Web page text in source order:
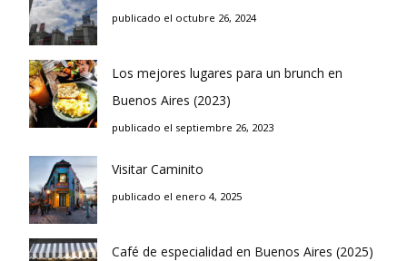
publicado el octubre 26, 2024
Los mejores lugares para un brunch en
Buenos Aires (2023)
publicado el septiembre 26, 2023
Visitar Caminito
publicado el enero 4, 2025
Café de especialidad en Buenos Aires (2025)